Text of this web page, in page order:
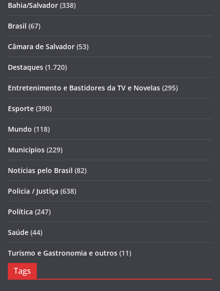
Bahia/Salvador (338)
Brasil (67)
Câmara de Salvador (53)
Destaques (1.720)
Entretenimento e Bastidores da TV e Novelas (295)
Esporte (390)
Mundo (118)
Municípios (229)
Notícias pelo Brasil (82)
Policia / Justiça (638)
Política (247)
Saúde (44)
Turismo e Gastronomia e outros (11)
Tags